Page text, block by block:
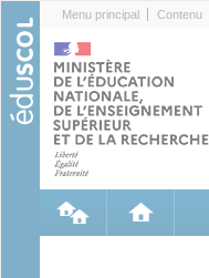
Menu principal Contenu